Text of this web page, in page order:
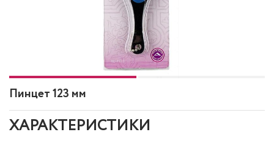
Пинцет 123 мм
ХАРАКТЕРИСТИКИ